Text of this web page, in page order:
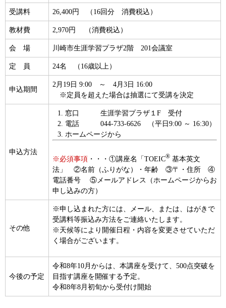
受講料 26,400円 （16回分 消費税込）
教材費 2,970円 （消費税込）
会 場 川崎市生涯学習プラザ2階 201会議室
定 員 24名 （16歳以上）
申込期間
2月19日 9:00 ～ 4月3日 16:00
※定員を超えた場合は抽選にて受講を決定
申込方法
窓口 生涯学習プラザ１F 受付
電話 044-733-6626 （平日9:00 ～ 16:30）
ホームページから
※必須事項 ・・・①講座名「TOEIC® 基本英文
法」 ②名前（ふりがな）・年齢 ③〒・住所 ④
電話番号 ⑤メールアドレス（ホームページからお
申し込みの方）
その他
※申し込まれた方には、メール、または、はがきで
受講料等振込み方法をご連絡いたします。
※天候等により開催日程・内容を変更させていただ
く場合がございます。
今後の予定
令和8年10月からは、本講座を受けて、500点突破を
目指す講座を開催する予定。
令和8年8月初旬から受付け開始